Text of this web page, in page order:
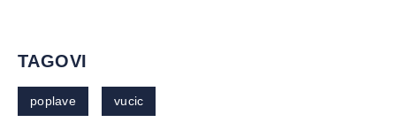
TAGOVI
poplave vucic